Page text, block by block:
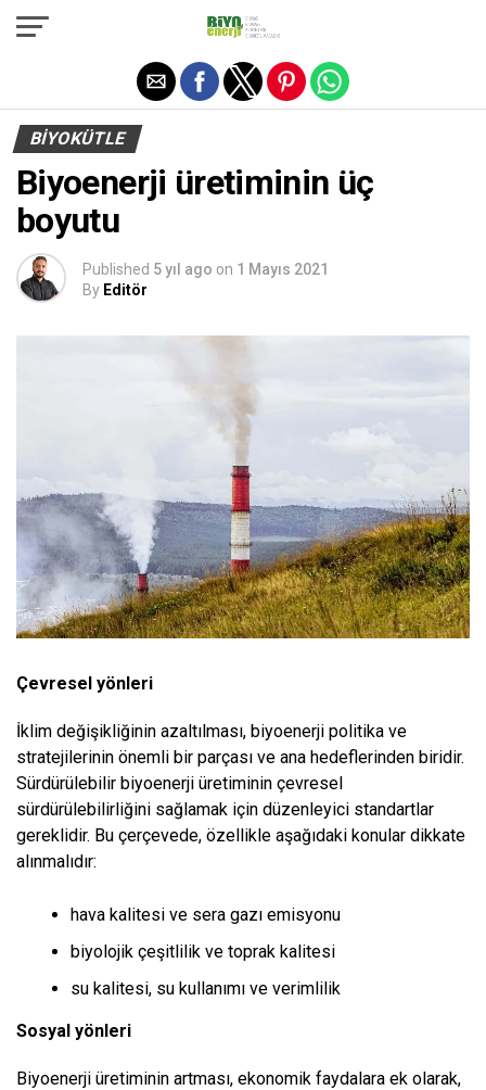
BIYOKÜTLE
Biyoenerji üretiminin üç
boyutu
Published 5 yıl ago on 1 Mayıs 2021
By Editör
Çevresel yönleri
İklim değişikliğinin azaltılması, biyoenerji politika ve
stratejilerinin önemli bir parçası ve ana hedeflerinden biridir.
Sürdürülebilir biyoenerji üretiminin çevresel
sürdürülebilirliğini sağlamak için düzenleyici standartlar
gereklidir. Bu çerçevede, özellikle aşağıdaki konular dikkate
alınmalıdır:
hava kalitesi ve sera gazı emisyonu
biyolojik çeşitlilik ve toprak kalitesi
su kalitesi, su kullanımı ve verimlilik
Sosyal yönleri
Biyoenerji üretiminin artması, ekonomik faydalara ek olarak,
Exit mobile version